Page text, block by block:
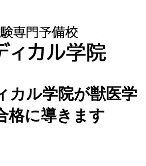
カル学院が獣医学
格に導きます